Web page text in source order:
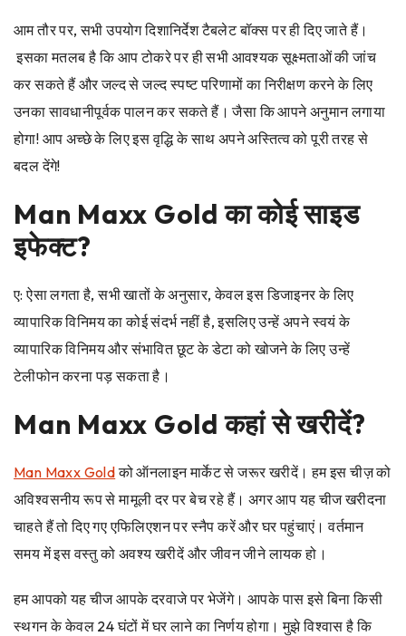
आम तौर पर, सभी उपयोग दिशानिर्देश टैबलेट बॉक्स पर ही दिए जाते हैं।
इसका मतलब है कि आप टोकरे पर ही सभी आवश्यक सूक्ष्मताओं की जांच
कर सकते हैं और जल्द से जल्द स्पष्ट परिणामों का निरीक्षण करने के लिए
उनका सावधानीपूर्वक पालन कर सकते हैं। जैसा कि आपने अनुमान लगाया
होगा! आप अच्छे के लिए इस वृद्धि के साथ अपने अस्तित्व को पूरी तरह से
बदल देंगे!
Man Maxx Gold का कोई साइड
इफेक्ट?
ए: ऐसा लगता है, सभी खातों के अनुसार, केवल इस डिजाइनर के लिए
व्यापारिक विनिमय का कोई संदर्भ नहीं है, इसलिए उन्हें अपने स्वयं के
व्यापारिक विनिमय और संभावित छूट के डेटा को खोजने के लिए उन्हें
टेलीफोन करना पड़ सकता है।
Man Maxx Goldकहां से खरीदें?
Man Maxx Goldको ऑनलाइन मार्केट से जरूर खरीदें। हम इस चीज़ को
अविश्वसनीय रूप से मामूली दर पर बेच रहे हैं। अगर आप यह चीज खरीदना
चाहते हैं तो दिए गए एफिलिएशन पर स्नैप करें और घर पहुंचाएं। वर्तमान
समय में इस वस्तु को अवश्य खरीदें और जीवन जीने लायक हो।
हम आपको यह चीज आपके दरवाजे पर भेजेंगे। आपके पास इसे बिना किसी
स्थगन के केवल 24 घंटों में घर लाने का निर्णय होगा। मुझे विश्वास है कि